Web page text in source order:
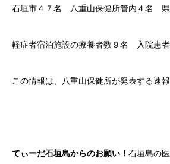
石垣市４７名 八重山保健所管内４名 県
軽症者宿泊施設の療養者数９名 入院患
この情報は、八重山保健所が発表する速
てぃーだ石垣島からのお願い！ 石垣島の